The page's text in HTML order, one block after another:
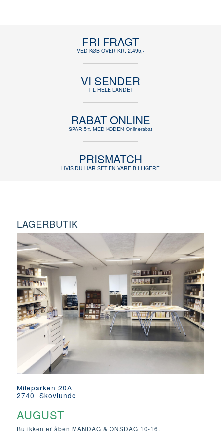
FRI FRAGT
VED KØB OVER KR. 2.495,-
VI SENDER
TIL HELE LANDET
RABAT ONLINE
SPAR 5% MED KODEN Onlinerabat
PRISMATCH
HVIS DU HAR SET EN VARE BILLIGERE
LAGERBUTIK
Mileparken 20A
2740 Skovlunde
AUGUST
Butikken er åben MANDAG & ONSDAG 10-16.